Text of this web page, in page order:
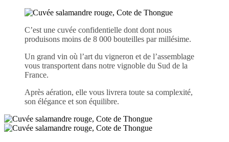
C’est une cuvée confidentielle dont dont nous
produisons moins de 8 000 bouteilles par millésime.
Un grand vin où l’art du vigneron et de l’assemblage
vous transportent dans notre vignoble du Sud de la
France.
Après aération, elle vous livrera toute sa complexité,
son élégance et son équilibre.